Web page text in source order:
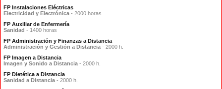
FP Instalaciones Eléctricas
Electricidad y Electrónica - 2000 horas
FP Auxiliar de Enfermería
Sanidad - 1400 horas
FP Administración y Finanzas a Distancia
Administración y Gestión a Distancia - 2000 h.
FP Imagen a Distancia
Imagen y Sonido a Distancia - 2000 h.
FP Dietética a Distancia
Sanidad a Distancia - 2000 h.